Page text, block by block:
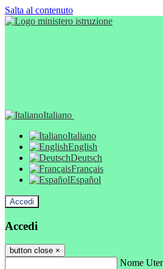
Salta al contenuto
Italiano
Italiano
English
Deutsch
Français
Español
Accedi
Accedi
button close ×
Nome